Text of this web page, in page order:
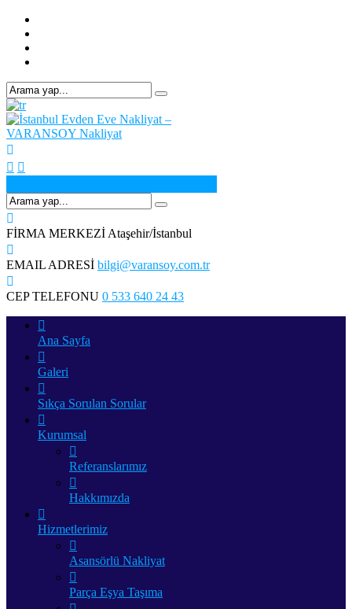
FİRMA MERKEZİ Ataşehir/İstanbul
EMAIL ADRESİ bilgi@varansoy.com.tr
CEP TELEFONU 0 533 640 24 43
Ana Sayfa
Galeri
Sıkça Sorulan Sorular
Kurumsal
Referanslarımız
Hakkımızda
Hizmetlerimiz
Asansörlü Nakliyat
Parça Eşya Taşıma